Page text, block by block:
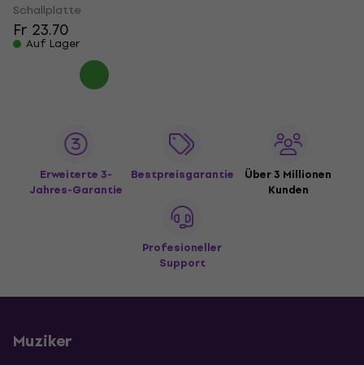
Schallplatte
Fr 23.70
Auf Lager
Erweiterte 3-
Jahres-Garantie
Bestpreisgarantie
Über 3 Millionen
Kunden
Profesioneller
Support
Muziker